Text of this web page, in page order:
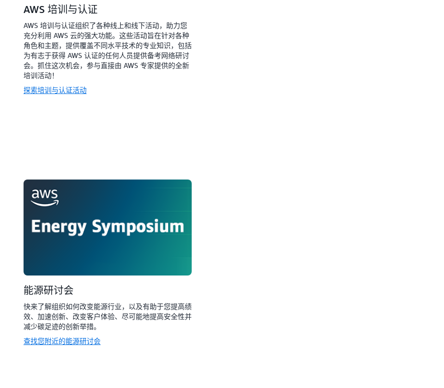
AWS 培训与认证
AWS 培训与认证组织了各种线上和线下活动，助力您
充分利用 AWS 云的强大功能。这些活动旨在针对各种
角色和主题，提供覆盖不同水平技术的专业知识，包括
为有志于获得 AWS 认证的任何人员提供备考网络研讨
会。抓住这次机会，参与直接由 AWS 专家提供的全新
培训活动！
探索培训与认证活动
能源研讨会
快来了解组织如何改变能源行业，以及有助于您提高绩
效、加速创新、改变客户体验、尽可能地提高安全性并
减少碳足迹的创新举措。
查找您附近的能源研讨会